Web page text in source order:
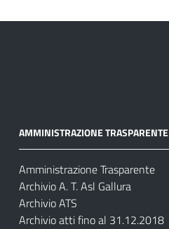
AMMINISTRAZIONE TRASPARENTE
Amministrazione Trasparente
Archivio A. T. Asl Gallura
Archivio ATS
Archivio atti fino al 31.12.2018